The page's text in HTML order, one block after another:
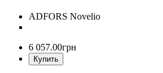
ADFORS Novelio
6 057.00грн
Купить